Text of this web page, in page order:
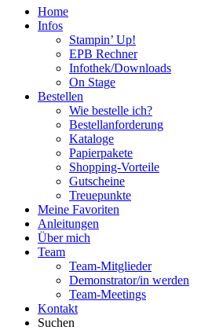
Home
Infos
Stampin’ Up!
EPB Rechner
Infothek/Downloads
On Stage
Bestellen
Wie bestelle ich?
Bestellanforderung
Kataloge
Papierpakete
Shopping-Vorteile
Gutscheine
Treuepunkte
Meine Favoriten
Anleitungen
Über mich
Team
Team-Mitglieder
Demonstrator/in werden
Team-Meetings
Kontakt
Suchen